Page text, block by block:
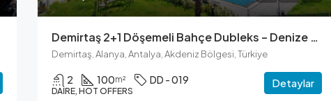
Demirtaş 2+1 Döşemeli Bahçe Dubleks – Denize 1,2 Km Mesafede
Demirtaş, Alanya, Antalya, Akdeniz Bölgesi, Türkiye
2 100m² DD - 019
DAIRE, HOT OFFERS
Detaylar